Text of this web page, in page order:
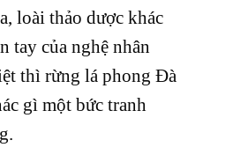
loài thảo dược khác
tay của nghệ nhân
thì rừng lá phong Đà
gì một bức tranh